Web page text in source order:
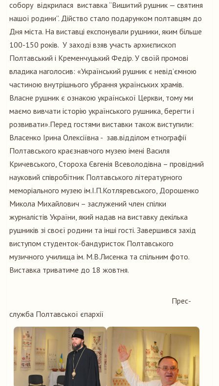
собору відкрилася виставка “Вишитий рушник — святиня
нашої родини”. Дійство стало подарунком полтавцям до
Дня міста. На виставці експонували рушники, яким більше
100-150 років. У заході взяв участь архиєпископ
Полтавський і Кременчуцький Федір. У своїй промові
владика наголосив: «Український рушник є невід’ємною
частиною внутрішнього убрання українських храмів.
Власне рушник є ознакою української Церкви, тому ми
маємо вивчати історію українського рушника, берегти і
розвивати».Перед гостями виставки також виступили:
Власенко Ірина Олексіївна - зав.відділом етнографії
Полтавського краєзнавчого музею імені Василя
Кричевського, Стороха Євгенія Всеволодівна – провідний
науковий співробітник Полтавського літературного
меморіального музею ім.І.П.Котляревського, Дорошенко
Микола Михайлович – заслужений член спілки
журналістів України, який надав на виставку декілька
рушників зі своєї родини та інші гості. Завершився захід
виступом студенток-бандуристок Полтавського
музичного училища ім. М.В.Лисенка та спільним фото.
Виставка триватиме до 18 жовтня.
Прес-
служба Полтавської єпархії